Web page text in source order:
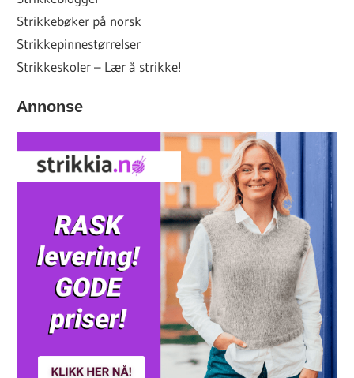
Strikkebøker på norsk
Strikkepinnestørrelser
Strikkeskoler – Lær å strikke!
Annonse